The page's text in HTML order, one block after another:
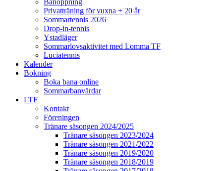
Privatträning för vuxna + 20 år
Sommartennis 2026
Drop-in-tennis
Ystadläger
Sommarlovsaktivitet med Lomma TF
Luciatennis
Kalender
Bokning
Boka bana online
Sommarbanvärdar
LTF
Kontakt
Föreningen
Tränare säsongen 2024/2025
Tränare säsongen 2023/2024
Tränare säsongen 2021/2022
Tränare säsongen 2019/2020
Tränare säsongen 2018/2019